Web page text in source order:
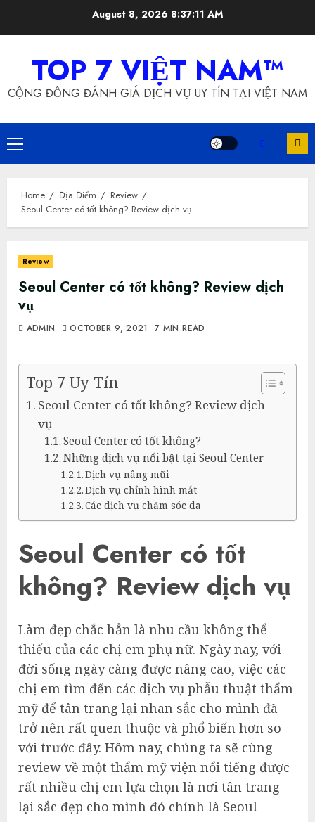
August 8, 2026 8:37:11 AM
TOP 7 VIỆT NAM™
CỘNG ĐỒNG ĐÁNH GIÁ DỊCH VỤ UY TÍN TẠI VIỆT NAM
Primary
Menu
Home Địa Điểm
Review
Seoul Center có tốt không? Review dịch vụ
Review
Seoul Center có tốt không? Review dịch
vụ
ADMIN OCTOBER 9, 2021 7 MIN READ
Top 7 Uy Tín
Seoul Center có tốt không? Review dịch
vụ
Seoul Center có tốt không?
Những dịch vụ nổi bật tại Seoul Center
Dịch vụ nâng mũi
Dịch vụ chỉnh hình mắt
Các dịch vụ chăm sóc da
Seoul Center có tốt
không? Review dịch vụ
Làm đẹp chắc hẳn là nhu cầu không thể
thiếu của các chị em phụ nữ. Ngày nay, với
đời sống ngày càng được nâng cao, việc các
chị em tìm đến các dịch vụ phẫu thuật thẩm
mỹ để tân trang lại nhan sắc cho mình đã
trở nên rất quen thuộc và phổ biến hơn so
với trước đây. Hôm nay, chúng ta sẽ cùng
review về một thẩm mỹ viện nổi tiếng được
rất nhiều chị em lựa chọn là nơi tân trang
lại sắc đẹp cho mình đó chính là Seoul